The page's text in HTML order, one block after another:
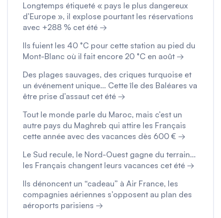
Longtemps étiqueté « pays le plus dangereux
d’Europe », il explose pourtant les réservations
avec +288 % cet été →
Ils fuient les 40 °C pour cette station au pied du
Mont-Blanc où il fait encore 20 °C en août →
Des plages sauvages, des criques turquoise et
un événement unique… Cette île des Baléares va
être prise d’assaut cet été →
Tout le monde parle du Maroc, mais c’est un
autre pays du Maghreb qui attire les Français
cette année avec des vacances dès 600 € →
Le Sud recule, le Nord-Ouest gagne du terrain…
les Français changent leurs vacances cet été →
Ils dénoncent un “cadeau” à Air France, les
compagnies aériennes s’opposent au plan des
aéroports parisiens →